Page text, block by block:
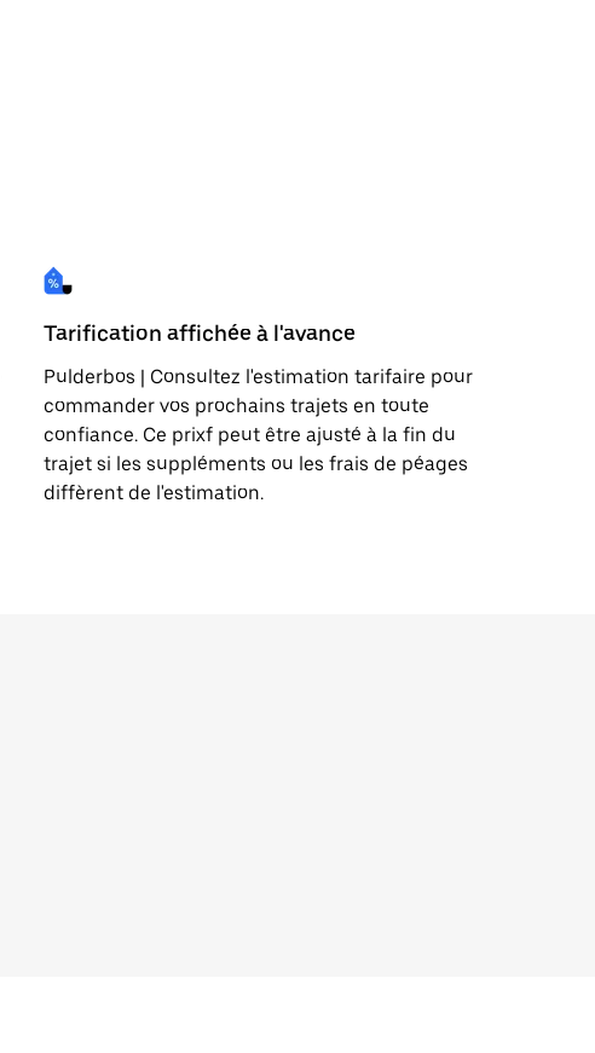
Tarification affichée à l'avance
Pulderbos | Consultez l'estimation tarifaire pour
commander vos prochains trajets en toute
confiance. Ce prixf peut être ajusté à la fin du
trajet si les suppléments ou les frais de péages
diffèrent de l'estimation.